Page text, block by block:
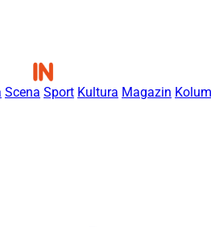
Scena Sport Kultura Magazin